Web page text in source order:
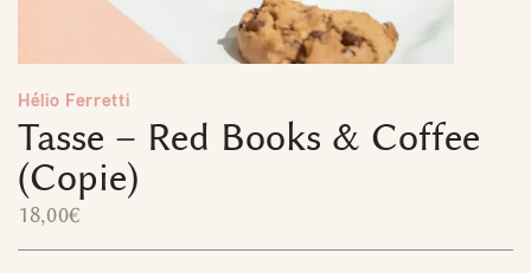
Hélio Ferretti
Tasse – Red Books & Coffee
(Copie)
18,00€